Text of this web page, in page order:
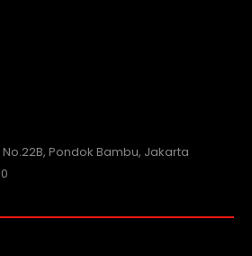
Pondok Bambu, Jakarta